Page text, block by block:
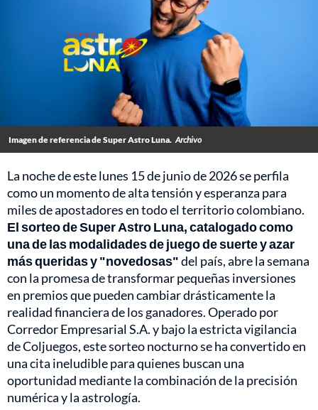
Imagen de referencia de Super Astro Luna. Archivo
La noche de este lunes 15 de junio de 2026 se perfila
como un momento de alta tensión y esperanza para
miles de apostadores en todo el territorio colombiano.
El sorteo de Super Astro Luna, catalogado como
una de las modalidades de juego de suerte y azar
más queridas y "novedosas"del país, abre la semana
con la promesa de transformar pequeñas inversiones
en premios que pueden cambiar drásticamente la
realidad financiera de los ganadores. Operado por
Corredor Empresarial S.A. y bajo la estricta vigilancia
de Coljuegos, este sorteo nocturno se ha convertido en
una cita ineludible para quienes buscan una
oportunidad mediante la combinación de la precisión
numérica y la astrología.